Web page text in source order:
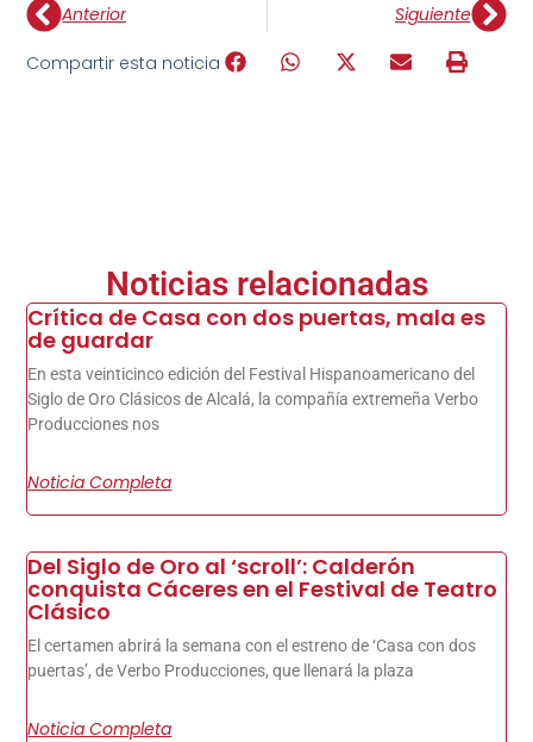
Anterior Siguiente
Compartir esta noticia
Noticias relacionadas
Crítica de Casa con dos puertas, mala es
de guardar
En esta veinticinco edición del Festival Hispanoamericano del
Siglo de Oro Clásicos de Alcalá, la compañía extremeña Verbo
Producciones nos
Noticia Completa
Del Siglo de Oro al ‘scroll’: Calderón
conquista Cáceres en el Festival de Teatro
Clásico
El certamen abrirá la semana con el estreno de ‘Casa con dos
puertas’, de Verbo Producciones, que llenará la plaza
Noticia Completa